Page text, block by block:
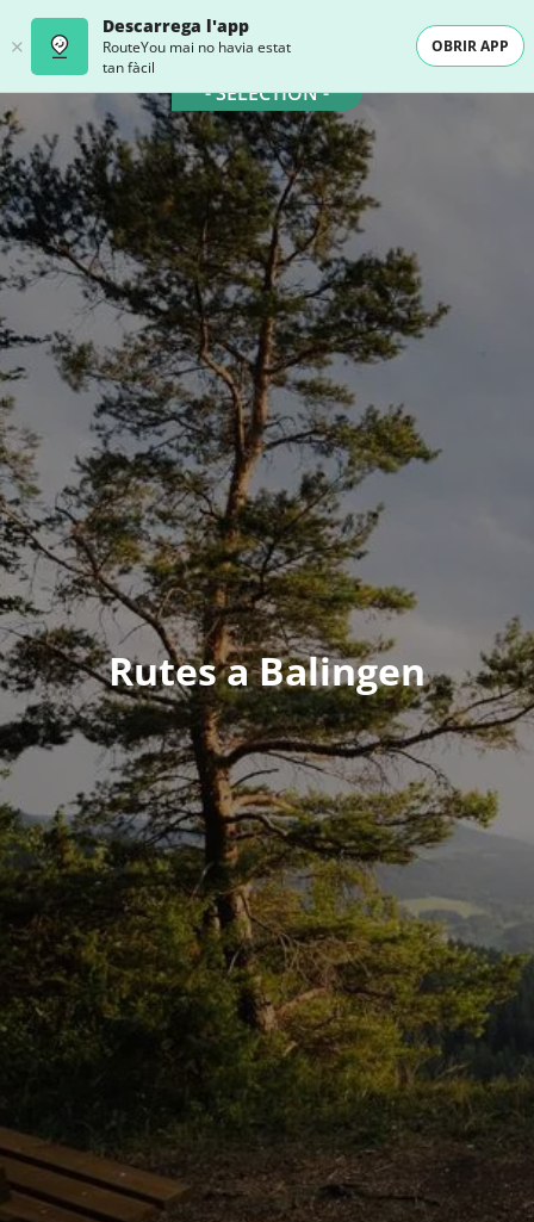
Descarrega l'app
RouteYou mai no havia estat
tan fàcil
OBRIR APP
- SELECTION -
Rutes a Balingen